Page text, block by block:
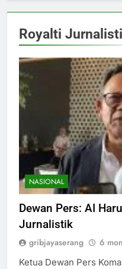
Royalti
NASIONAL
Dewan Pers: AI
Jurnalistik
gribjayaserang 6
Ketua Dewan Pers